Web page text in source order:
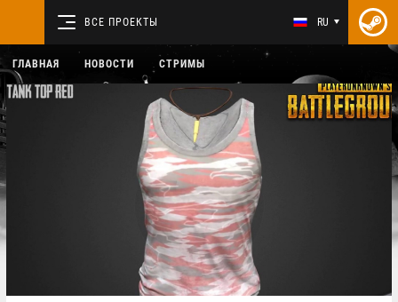
ВСЕ ПРОЕКТЫ RU
ГЛАВНАЯ НОВОСТИ СТРИМЫ